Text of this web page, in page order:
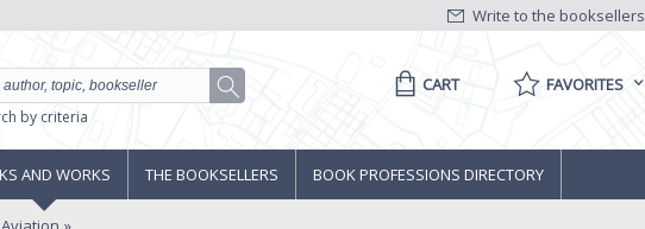
Write to the booksellers
by criteria
CART FAVORITES
AND WORKS THE BOOKSELLERS BOOK PROFESSIONS DIRECTORY